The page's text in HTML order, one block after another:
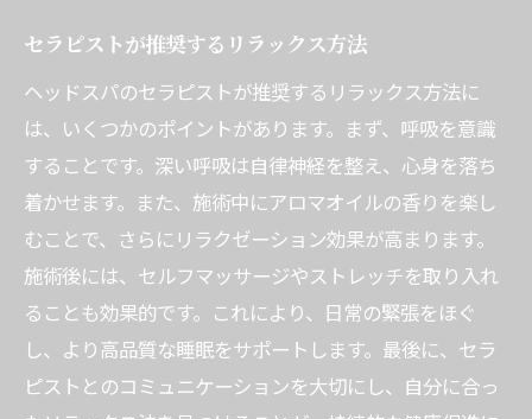
セラピストが推奨するリラックス方法
ヘッドスパのセラピストが推奨するリラックス方法に
は、いくつかのポイントがあります。まず、呼吸を意識
することです。深い呼吸は自律神経を整え、心身を落ち
着かせます。また、施術中にアロマオイルの香りを楽し
むことで、さらにリラクゼーション効果が高まります。
施術後には、セルフマッサージやストレッチを取り入れ
ることも効果的です。これにより、日常の緊張をほぐ
し、より高品質な睡眠をサポートします。最後に、セラ
ピストとのコミュニケーションを大切にし、自分に合っ